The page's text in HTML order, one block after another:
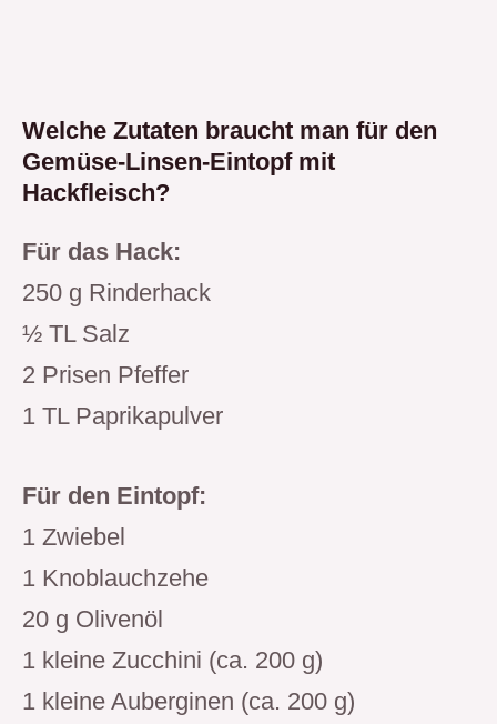
Welche Zutaten braucht man für den
Gemüse-Linsen-Eintopf mit
Hackfleisch?
Für das Hack:
250 g Rinderhack
½ TL Salz
2 Prisen Pfeffer
1 TL Paprikapulver
Für den Eintopf:
1 Zwiebel
1 Knoblauchzehe
20 g Olivenöl
1 kleine Zucchini (ca. 200 g)
1 kleine Auberginen (ca. 200 g)